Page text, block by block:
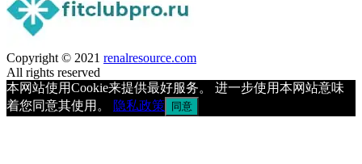
Copyright © 2021 renalresource.com
All rights reserved
本网站使用Cookie来提供最好服务。 进一步使用本网站意味
着您同意其使用。
隐私政策 同意